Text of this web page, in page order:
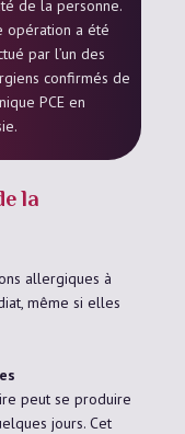
de la personne.
opération a été
par l’un des
confirmés de
PCE en
la
allergiques à
même si elles
peut se produire
jours. Cet